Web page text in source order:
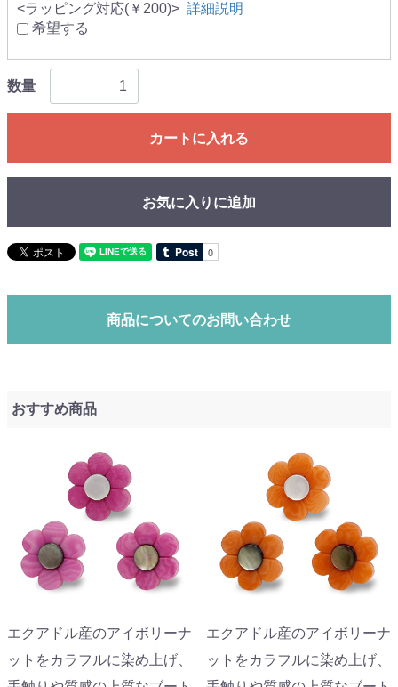
<ラッピング対応(￥200)> 詳細説明
希望する
数量
カートに入れる
お気に入りに追加
商品についてのお問い合わせ
おすすめ商品
エクアドル産のアイボリーナ
ットをカラフルに染め上げ、
エクアドル産のアイボリーナ
ットをカラフルに染め上げ、